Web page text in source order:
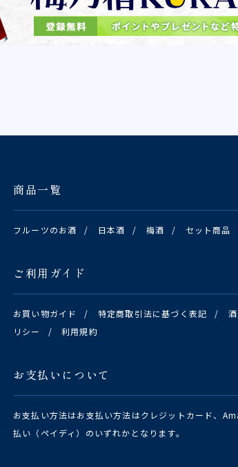
商品一覧
フルーツのお酒 / 日本酒 / 梅酒 / セット商品
ご利用ガイド
お買い物ガイド / 特定商取引法に基づく表記 /
リシー
/ 利用規約
お支払いについて
お支払い方法はお支払い方法はクレジットカード、
払い（ペイディ）のいずれかとなります。